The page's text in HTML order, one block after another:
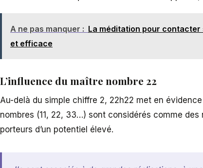
A ne pas manquer : La méditation pour contacter
et efficace
L’influence du maître nombre 22
Au-delà du simple chiffre 2, 22h22 met en
nombres (11, 22, 33…) sont considérés comme
porteurs d’un potentiel élevé.